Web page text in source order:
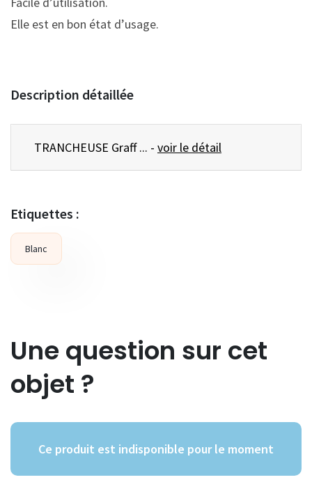
Elle est en bon état d’usage.
Description détaillée
TRANCHEUSE Graff ... - voir le détail
Etiquettes :
Blanc
Une question sur cet
objet ?
Ce produit est indisponible pour le moment